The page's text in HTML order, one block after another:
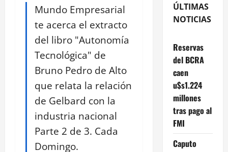
Mundo Empresarial
te acerca el extracto
del libro "Autonomía
Tecnológica" de
Bruno Pedro de Alto
que relata la relación
de Gelbard con la
industria nacional
Parte 2 de 3. Cada
Domingo.
ÚLTIMAS
NOTICIAS
Reservas
del BCRA
caen
u$s1.224
millones
tras pago al
FMI
Caputo